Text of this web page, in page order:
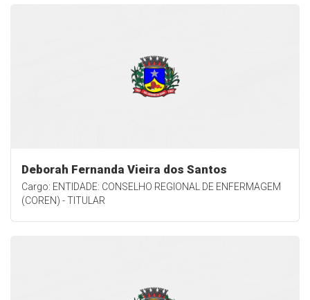
Deborah Fernanda Vieira dos Santos
Cargo: ENTIDADE: CONSELHO REGIONAL DE ENFERMAGEM
(COREN) - TITULAR